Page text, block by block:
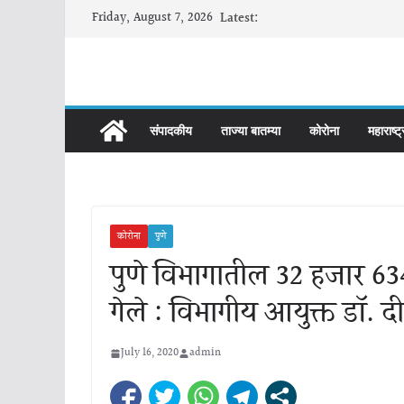
Friday, August 7, 2026 Latest:
संपादकीय ताज्या बातम्या कोरोना
कोरोना पुणे
पुणे विभागातील 32 हजार
गेले : विभागीय आयुक्त डॉ.
July 16, 2020 admin